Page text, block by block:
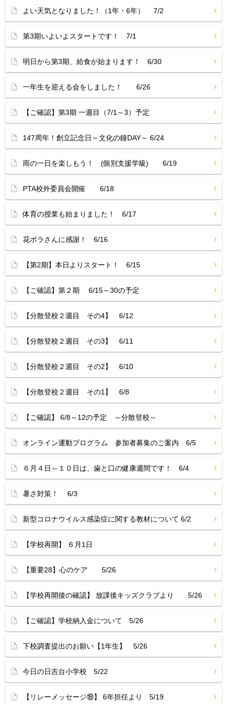
よい天気となりました！（1年・6年） 7/2
第3期いよいよスタートです！ 7/1
明日から第3期、給食が始まります！ 6/30
一年生を迎える会をしました！ 6/26
【ご確認】第3期 一週目（7/1～3）予定
147周年！創立記念日～文化の鐘DAY～ 6/24
雨の一日を楽しもう！ (個別支援学級) 6/19
PTA校外委員会開催 6/18
体育の授業も始まりました！ 6/17
花ボラさんに感謝！ 6/16
【第2期】本日よりスタート！ 6/15
【ご確認】第２期 6/15～30の予定
【分散登校２週目 その4】 6/12
【分散登校２週目 その3】 6/11
【分散登校２週目 その2】 6/10
【分散登校２週目 その1】 6/8
【ご確認】 6/8～12の予定 ～分散登校～
オンライン運動プログラム 参加者募集のご案内 6/5
６月４日～１０日は、歯と口の健康週間です！ 6/4
暑さ対策！ 6/3
新型コロナウイルス感染症に関する教材について 6/2
【学校再開】 ６月1日
【重要28】心のケア 5/26
【学校再開後の確認】 放課後キッズクラブより 5/26
【ご確認】学校納入金について 5/26
下校調査提出のお願い【1年生】 5/26
今日の日吉台小学校 5/22
【リレーメッセージ⑱】 6年担任より 5/19